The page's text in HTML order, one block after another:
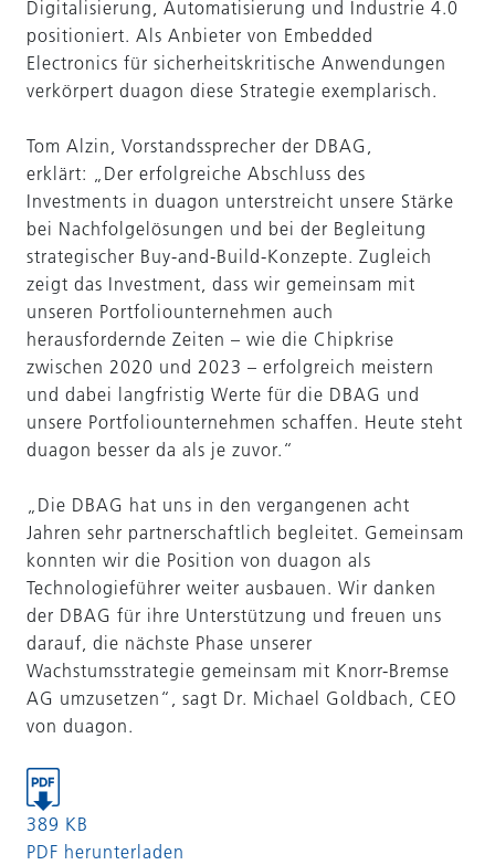
Digitalisierung, Automatisierung und Industrie 4.0
positioniert. Als Anbieter von Embedded
Electronics für sicherheitskritische Anwendungen
verkörpert duagon diese Strategie exemplarisch.
Tom Alzin, Vorstandssprecher der DBAG,
erklärt: „Der erfolgreiche Abschluss des
Investments in duagon unterstreicht unsere Stärke
bei Nachfolgelösungen und bei der Begleitung
strategischer Buy-and-Build-Konzepte. Zugleich
zeigt das Investment, dass wir gemeinsam mit
unseren Portfoliounternehmen auch
herausfordernde Zeiten – wie die Chipkrise
zwischen 2020 und 2023 – erfolgreich meistern
und dabei langfristig Werte für die DBAG und
unsere Portfoliounternehmen schaffen. Heute steht
duagon besser da als je zuvor.“
„Die DBAG hat uns in den vergangenen acht
Jahren sehr partnerschaftlich begleitet. Gemeinsam
konnten wir die Position von duagon als
Technologieführer weiter ausbauen. Wir danken
der DBAG für ihre Unterstützung und freuen uns
darauf, die nächste Phase unserer
Wachstumsstrategie gemeinsam mit Knorr-Bremse
AG umzusetzen“, sagt Dr. Michael Goldbach, CEO
von duagon.
389 KB
PDF herunterladen